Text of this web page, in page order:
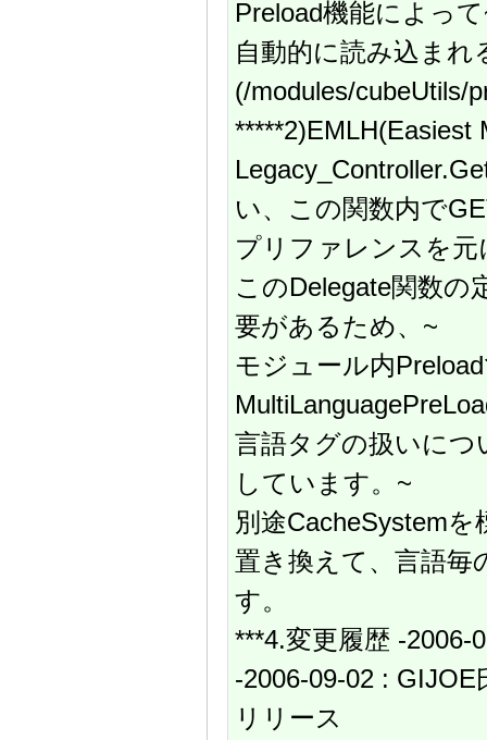
Preload機能によっ
自動的に読み込ま
(/modules/cubeUtils/
*****2)EMLH(Easiest
い、この関数内で
プリファレンスを
このDelegate関数の
要があるため、~
モジュール内
言語タグの扱いにつ
しています。~
別途CacheSystem
置き換えて、言語毎
す。
***4.変更履歴 -2006-
-2006-09-02 :
リリース